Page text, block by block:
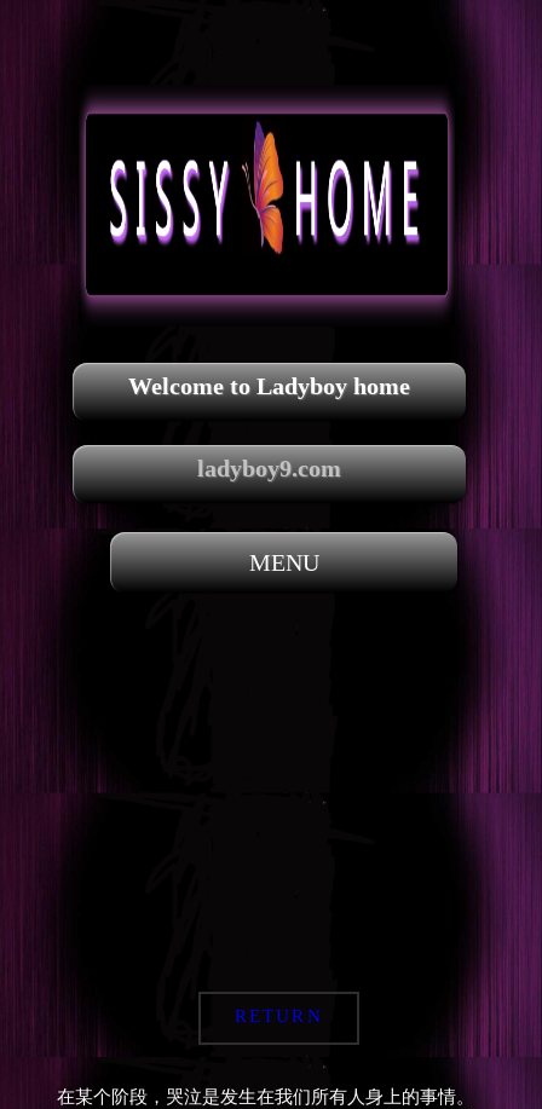
Welcome to Ladyboy home
ladyboy9.com
MENU
RETURN
在某个阶段，哭泣是发生在我们所有人身上的事情。